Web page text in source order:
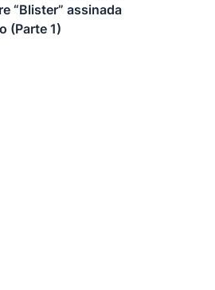
“Blister” assinada
(Parte 1)